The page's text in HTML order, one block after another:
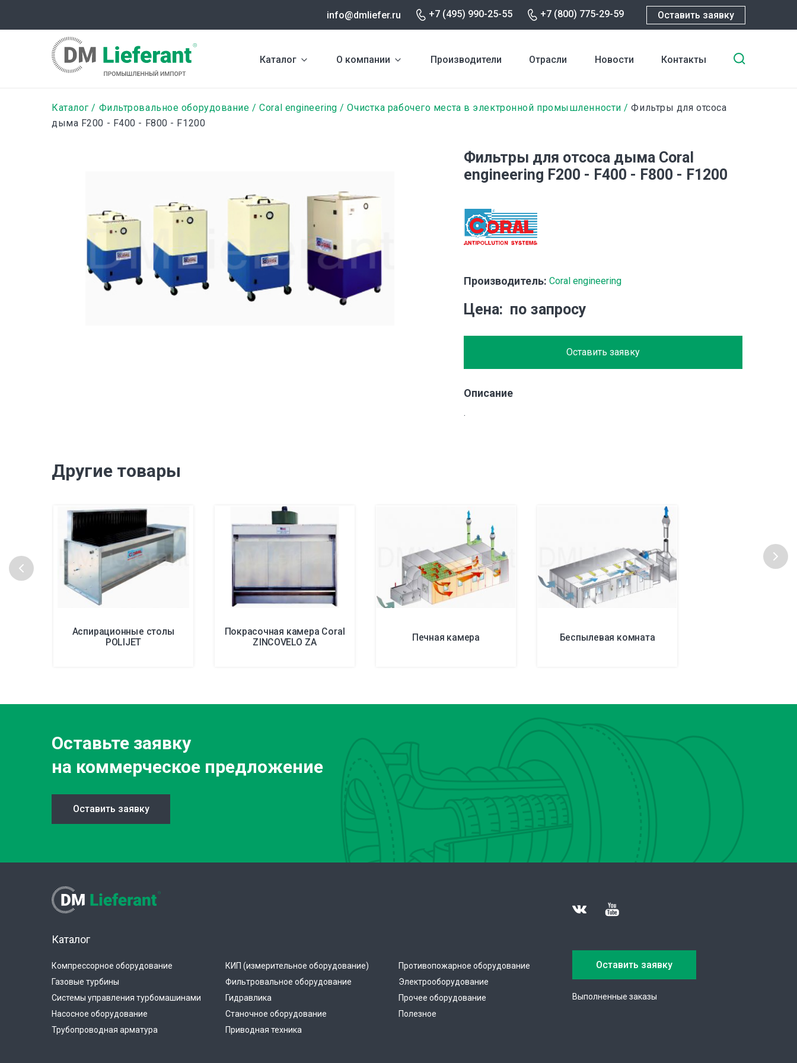
содержанию
info@dmliefer.ru +7 (495) 990-25-55 +7 (800) 775-29-59 Оставить заявку
Каталог О компании Производители Отрасли Новости Контакты
Строка
Каталог Фильтровальное оборудование Coral engineering Очистка рабочего места в электронной промышленности
Фильтры для отсоса
дыма F200 - F400 - F800 - F1200
Фильтры для отсоса дыма Coral
engineering F200 - F400 - F800 - F1200
Производитель: Coral engineering
Цена по запросу
Оставить заявку
Описание
.
Другие товары
Аспирационные столы
POLIJET
Покрасочная камера Coral
ZINCOVELO ZA Печная камера Беспылевая комната
Оставьте заявку
на коммерческое предложение
Оставить заявку
Каталог
Компрессорное оборудование
Газовые турбины
Системы управления турбомашинами
Насосное оборудование
Трубопроводная арматура
КИП (измерительное оборудование)
Фильтровальное оборудование
Гидравлика
Станочное оборудование
Приводная техника
Противопожарное оборудование
Электрооборудование
Прочее оборудование
Полезное
Оставить заявку
Выполненные заказы